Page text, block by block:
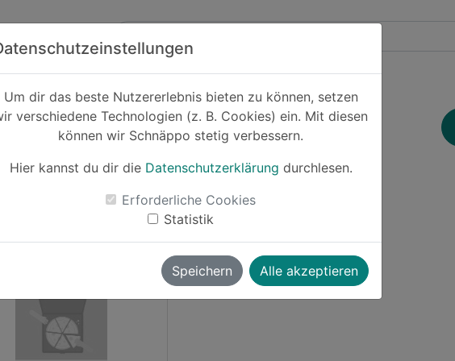
Um dir das beste Nutzererlebnis bieten zu können, setzen
verschiedene Technologien (z. B. Cookies) ein. Mit diesen
können wir Schnäppo stetig verbessern.
Hier kannst du dir die Datenschutzerklärung durchlesen.
Erforderliche Cookies
Statistik
Speichern Alle akzeptieren
-31%